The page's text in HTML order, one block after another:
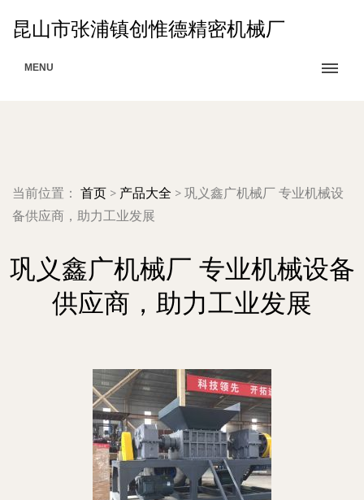
昆山市张浦镇创惟德精密机械厂
MENU
当前位置： 首页 > 产品大全 > 巩义鑫广机械厂 专业机械设
备供应商，助力工业发展
巩义鑫广机械厂 专业机械设备
供应商，助力工业发展